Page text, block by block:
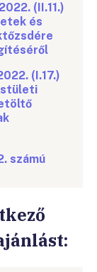
(II.11.)
és
(I.17.)
számú